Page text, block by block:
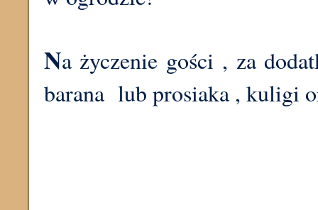
Na życzenie gości , za
barana lub prosiaka , kuligi